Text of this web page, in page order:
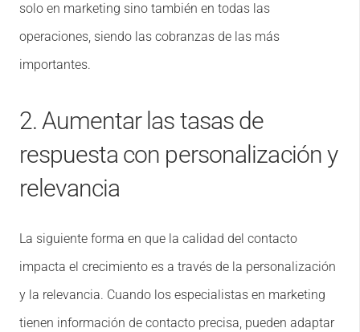
solo en marketing sino también en todas las
operaciones, siendo las cobranzas de las más
importantes.
2. Aumentar las tasas de
respuesta con personalización y
relevancia
La siguiente forma en que la calidad del contacto
impacta el crecimiento es a través de la personalización
y la relevancia. Cuando los especialistas en marketing
tienen información de contacto precisa, pueden adaptar